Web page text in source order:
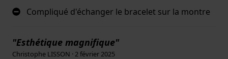
Compliqué d'échanger le bracelet sur la montre
"Esthétique magnifique"
Christophe LISSON · 2 février 2025